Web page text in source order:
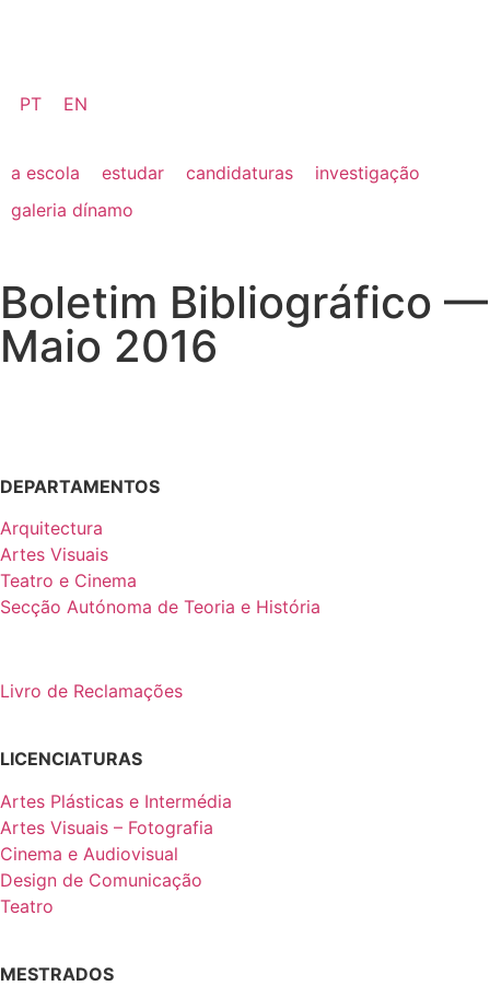
PT EN
a escola estudar candidaturas
investigação
galeria dínamo
Boletim Bibliográfico —
Maio 2016
DEPARTAMENTOS
Arquitectura
Artes Visuais
Teatro e Cinema
Secção Autónoma de Teoria e História
Livro de Reclamações
LICENCIATURAS
Artes Plásticas e Intermédia
Artes Visuais – Fotografia
Cinema e Audiovisual
Design de Comunicação
Teatro
MESTRADOS